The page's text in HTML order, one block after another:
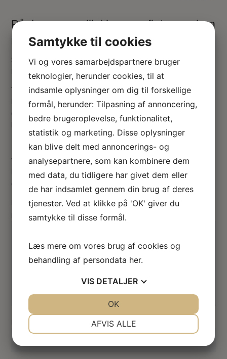
Påskeæg og slik i kurv og fint porcelæn
med påskeharer (Beatrix Potter)
Stel med kop, underkop og tallerken dekoreret med Beatrix
Potter.
Tallerkenen måler 28 mm i diameter og koppen er 15 mm
høj med underkoppen og underkoppen er 15 mm i
diameter. Kurven måler 23 mm i diameter og 30 mm i
højden.
Vær den første til at anmelde “Påskekurv og stel”
Din e-mailadresse vil ikke blive publiceret. Krævede felter
er markeret med
Din vurdering
Din anmeldelse *
Navn
Samtykke til cookies
Vi og vores samarbejdspartnere bruger
teknologier, herunder cookies, til at
indsamle oplysninger om dig til forskellige
formål, herunder: Tilpasning af annoncering,
bedre brugeroplevelse, funktionalitet,
statistik og marketing. Disse oplysninger
kan blive delt med annoncerings- og
analysepartnere, som kan kombinere dem
med data, du tidligere har givet dem eller
de har indsamlet gennem din brug af deres
tjenester. Ved at klikke på 'OK' giver du
samtykke til disse formål.
Læs mere om vores brug af cookies og
behandling af persondata her.
VIS DETALJER
AFVIS ALLE
OK